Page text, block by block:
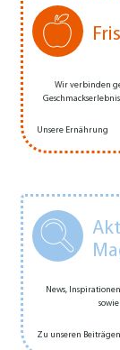
Wir verbinden
Unsere Ernährung
News,
Zu unseren Beiträgen